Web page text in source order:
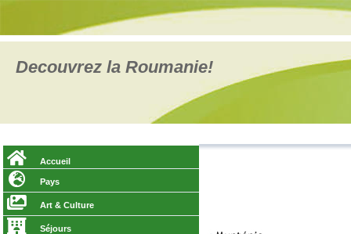
Decouvrez la Roumanie!
Accueil
Pays
Art & Culture
Séjours